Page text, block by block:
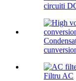
circuiti
Filtru AC